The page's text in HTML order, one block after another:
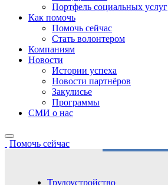
Портфель социальных услуг
Как помочь
Помочь сейчас
Стать волонтером
Компаниям
Новости
Истории успеха
Новости партнёров
Закулисье
Программы
СМИ о нас
Помочь сейчас
Трудоустройство